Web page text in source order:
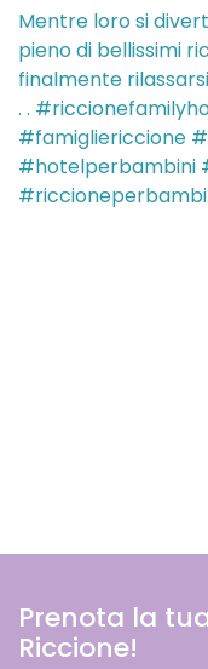
Prenota la
Riccione!